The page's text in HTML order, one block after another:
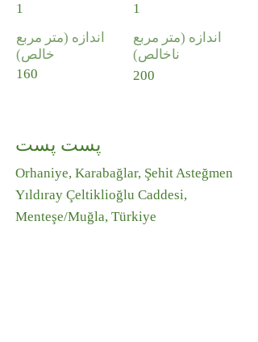
1
اندازه (متر مربع
خالص)
160
1
اندازه (متر مربع
ناخالص)
200
پست پست
Orhaniye, Karabağlar, Şehit Asteğmen
Yıldıray Çeltiklioğlu Caddesi,
Menteşe/Muğla, Türkiye